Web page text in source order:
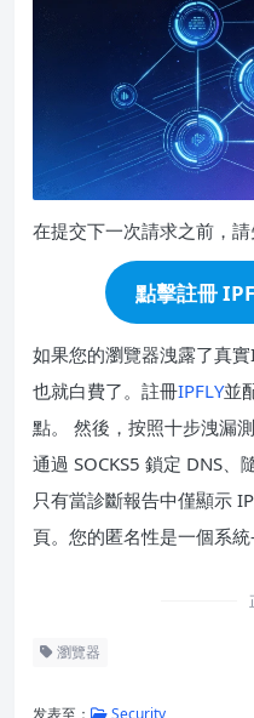
在提交下一次請求之前，
點擊註冊
如果您的瀏覽器洩露了真
也就白費了。註冊IPFLY並
點。 然後，按照十步洩漏
通過 SOCKS5 鎖定 DNS、
只有當診斷報告中僅顯示
頁。您的匿名性是一個系
瀏覽器
发表至： Security